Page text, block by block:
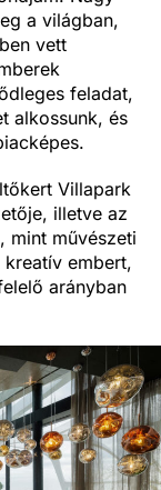
a világban,
vett
feladat,
alkossunk, és
Villapark
illetve az
mint művészeti
embert,
arányban